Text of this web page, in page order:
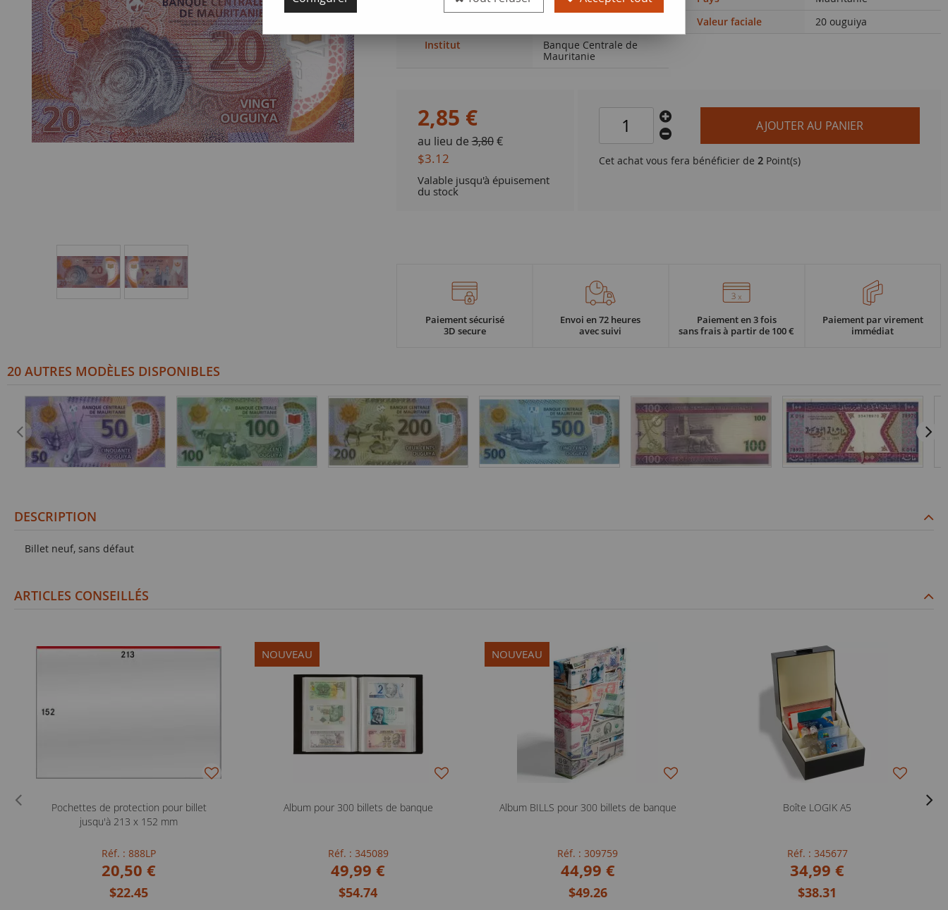
Valeur faciale
20 ouguiya
Institut
Banque Centrale de
Mauritanie
2,85 €
au lieu de3,80€
$3.12
Valable jusqu'à épuisement
du stock
AJOUTER AU PANIER
Cet achat vous fera bénéficier de2 Point(s)
Paiement sécurisé
3D secure
Envoi en 72 heures
avec suivi
Paiement en 3 fois
sans frais à partir de 100 €
Paiement par virement
immédiat
20 AUTRES MODÈLES DISPONIBLES
DESCRIPTION
Billet neuf, sans défaut
ARTICLES CONSEILLÉS
Pochettes de protection pour billet
jusqu'à 213 x 152 mm
Réf. : 888LP
20,50 €
$22.45
NOUVEAU
Album pour 300 billets de banque
Réf. : 345089
49,99 €
$54.74
NOUVEAU
Album BILLS pour 300 billets de banque
Réf. : 309759
44,99 €
$49.26
Boîte LOGIK A5
Réf. : 345677
34,99 €
$38.31